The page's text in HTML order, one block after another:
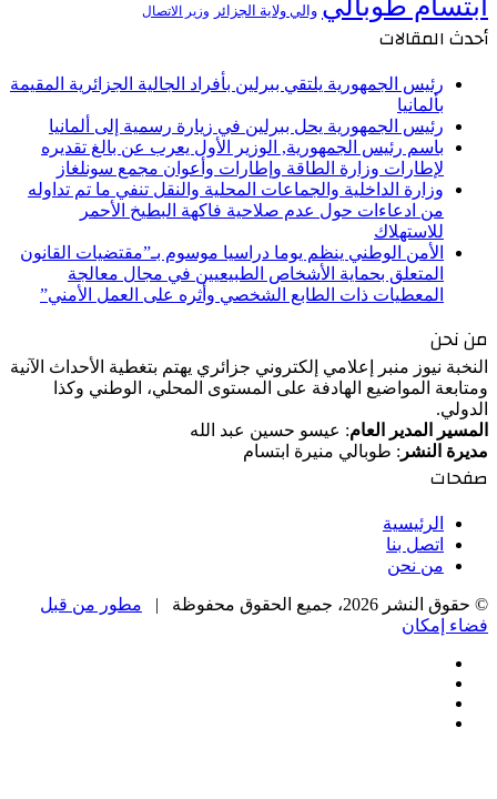
والي ولاية الجزائر وزير الاتصال
أحدث المقالات
رئيس الجمهورية يلتقي ببرلين بأفراد الجالية الجزائرية المقيمة
بألمانيا
رئيس الجمهورية يحل ببرلين في زيارة رسمية إلى ألمانيا
باسم رئيس الجمهورية, الوزير الأول يعرب عن بالغ تقديره
لإطارات وزارة الطاقة وإطارات وأعوان مجمع سونلغاز
وزارة الداخلية والجماعات المحلية والنقل تنفي ما تم تداوله
من ادعاءات حول عدم صلاحية فاكهة البطيخ الأحمر
للاستهلاك
الأمن الوطني ينظم يوما دراسيا موسوم بـ”مقتضيات القانون
المتعلق بحماية الأشخاص الطبيعيين في مجال معالجة
المعطيات ذات الطابع الشخصي وأثره على العمل الأمني”
من نحن
النخبة نيوز منبر إعلامي إلكتروني جزائري يهتم بتغطية الأحداث الآنية
ومتابعة المواضيع الهادفة على المستوى المحلي، الوطني وكذا
الدولي.
المسير المدير العام: عيسو حسين عبد الله
مديرة النشر : طوبالي منيرة ابتسام
صفحات
الرئيسية
اتصل بنا
من نحن
© حقوق النشر 2026، جميع الحقوق محفوظة |
مطور من قبل
فضاء إمكان